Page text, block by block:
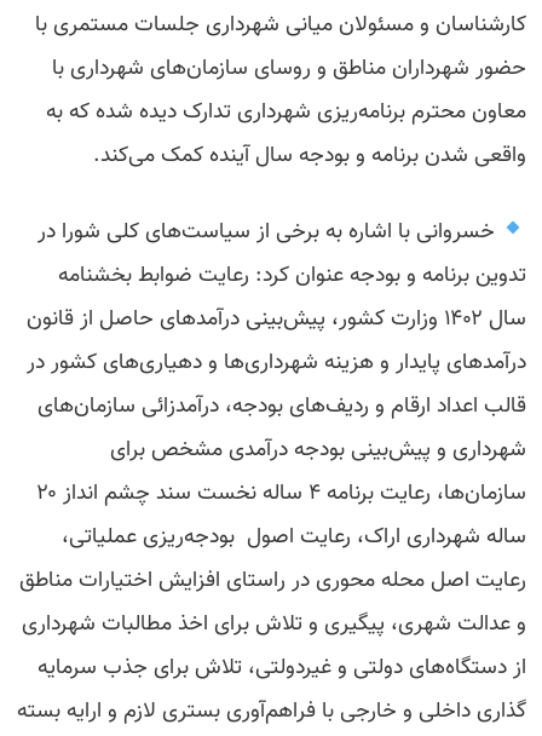
کارشناسان و مسئولان میانی شهرداری جلسات مستمری با
حضور شهرداران مناطق و روسای سازمان‌های شهرداری با
معاون محترم برنامه‌ریزی شهرداری تدارک دیده شده که به
واقعی شدن برنامه و بودجه سال آینده کمک می‌کند.
خسروانی با اشاره به برخی از سیاست‌های کلی شورا در
تدوین برنامه و بودجه عنوان کرد: رعایت ضوابط بخشنامه
سال ۱۴۰۲ وزارت کشور، پیش‌بینی درآمدهای حاصل از قانون
درآمدهای پایدار و هزینه شهرداری‌ها و دهیاری‌های کشور در
قالب اعداد ارقام و ردیف‌های بودجه، درآمدزائی سازمان‌های
شهرداری و پیش‌بینی بودجه درآمدی مشخص برای
سازمان‌ها، رعایت برنامه ۴ ساله نخست سند چشم انداز ۲۰
ساله شهرداری اراک، رعایت اصول بودجه‌ریزی عملیاتی،
رعایت اصل محله محوری در راستای افزایش اختیارات مناطق
و عدالت شهری، پیگیری و تلاش برای اخذ مطالبات شهرداری
از دستگاه‌های دولتی و غیردولتی، تلاش برای جذب سرمایه
گذاری داخلی و خارجی با فراهم‌آوری بستری لازم و ارایه بسته